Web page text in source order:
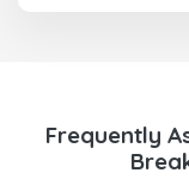
Frequently